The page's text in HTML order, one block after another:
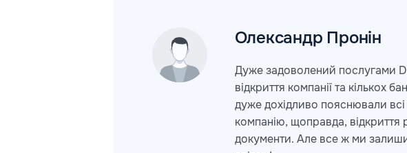
Олександр Пронін
Дуже задоволений послугами
відкриття компанії та кількох
дуже дохідливо пояснювали
компанію, щоправда, відкриття
документи. Але все ж ми